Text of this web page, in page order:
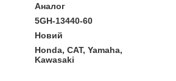
Аналог
5GH-13440-60
Новий
Honda, CAT, Yamaha,
Kawasaki